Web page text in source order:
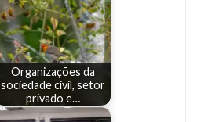
Organizações da
sociedade civil, setor
privado e…